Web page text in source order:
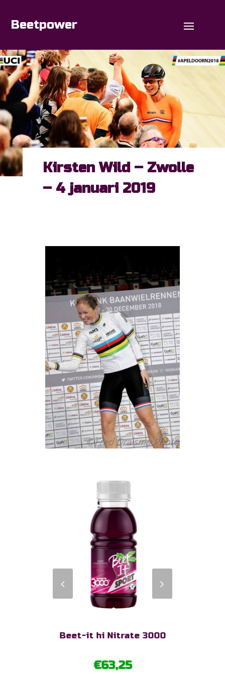
Beetpower
Kirsten Wild – Zwolle
– 4 januari 2019
Beet-it hi Nitrate 3000
€63,25